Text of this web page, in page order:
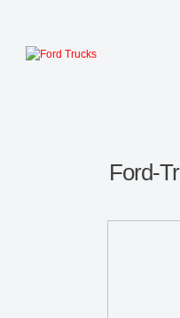
Ford-